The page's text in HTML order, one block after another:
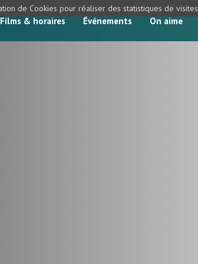
Films & horaires Événements On aime
de Cookies pour réaliser des statistiques de